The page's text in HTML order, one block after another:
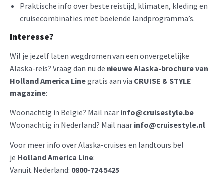
Praktische info over beste reistijd, klimaten, kleding en
cruisecombinaties met boeiende landprogramma’s.
Interesse?
Wil je jezelf laten wegdromen van een onvergetelijke
Alaska-reis? Vraag dan nu de nieuwe Alaska-brochure van
Holland America Linegratis aan via CRUISE & STYLE
magazine:
Woonachtig in België? Mail naar info@cruisestyle.be
Woonachtig in Nederland? Mail naar info@cruisestyle.nl
Voor meer info over Alaska-cruises en landtours bel
je Holland America Line:
Vanuit Nederland: 0800-724 5425